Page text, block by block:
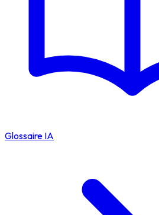
Glossaire IA